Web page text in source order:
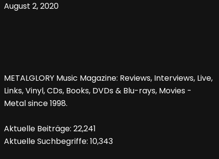
August 2, 2020
METALGLORY Music Magazine: Reviews, Interviews, Live,
Links, Vinyl, CDs, Books, DVDs & Blu-rays, Movies -
Metal since 1998.
Aktuelle Beiträge: 22,241
Aktuelle Suchbegriffe: 10,343